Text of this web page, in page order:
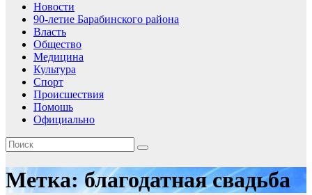
Новости
90-летие Барабинского района
Власть
Общество
Медицина
Культура
Спорт
Происшествия
Помошь
Официально
Метка:благодатная свадьба